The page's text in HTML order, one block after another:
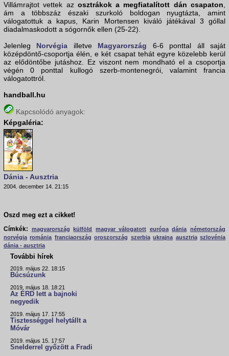
Villámrajtot vettek az osztrákok a megfiatalított dán csapaton
ám a többszáz északi szurkoló boldogan nyugtázta, amint
válogatottuk a kapus, Karin Mortensen kiváló játékával 3 góllal
diadalmaskodott a sógornők ellen (25-22).
Jelenleg Norvégia illetve Magyarország 6-6 ponttal áll saját
középdöntő-csoportja élén, e két csapat tehát egyre közelebb kerül
az elődöntőbe jutáshoz. Ez viszont nem mondható el a csoportja
végén 0 ponttal kullogó szerb-montenegrói, valamint francia
válogatottról.
handball.hu
Kapcsolódó anyagok:
Képgaléria:
Dánia - Ausztria
2004. december 14. 21:15
Oszd meg ezt a cikket!
Címkék:
magyarország külföld magyar válogatott európa dánia németország
norvégia románia franciaország oroszország szerbia ukrajna ausztria szlovénia
dánia - ausztria
További hírek
2019. május 22. 18:15
Búcsúzunk
2019. május 18. 18:21
Az ÉRD lett a bajnoki
negyedik
2019. május 17. 17:55
Tisztességgel helytállt a
Móvár
2019. május 15. 17:57
Snelderrel győzött a Fradi